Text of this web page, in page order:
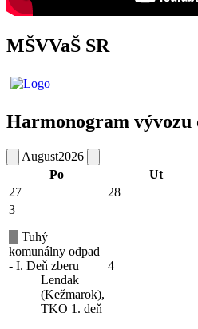
MŠVVaŠ SR
Harmonogram vývozu
August2026
Po
Ut
27
28
3
Tuhý
komunálny odpad
- I. Deň zberu
Lendak
(Kežmarok),
TKO 1. deň
4